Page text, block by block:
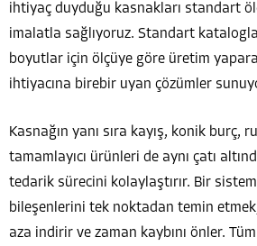
ihtiyaç duyduğu kasnakları standart
imalatla sağlıyoruz. Standart
boyutlar için ölçüye göre üretim
ihtiyacına birebir uyan çözümler
Kasnağın yanı sıra kayış, konik burç,
tamamlayıcı ürünleri de aynı çatı
tedarik sürecini kolaylaştırır. Bir
bileşenlerini tek noktadan temin
aza indirir ve zaman kaybını önler.